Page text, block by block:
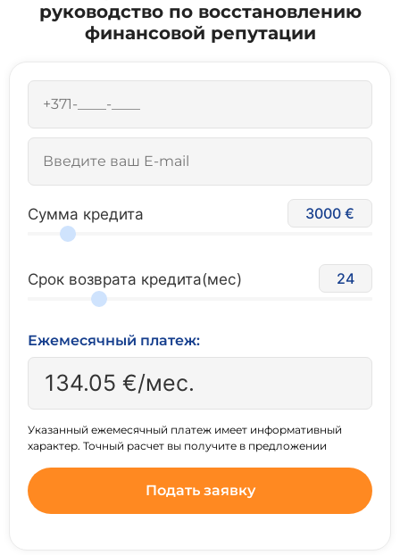
руководство по восстановлению
финансовой репутации
Сумма кредита 3000
Срок возврата кредита(мес) 24
Ежемесячный платеж:
134.05 €/мес.
Указанный ежемесячный платеж имеет информативный
характер. Точный расчет вы получите в предложении
Подать заявку